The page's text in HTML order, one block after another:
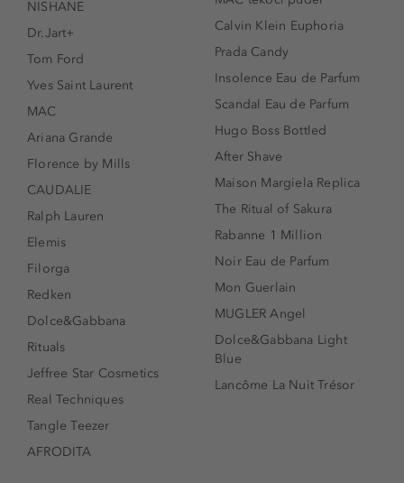
NISHANE
Dr.Jart+
Tom Ford
Yves Saint Laurent
MAC
Ariana Grande
Florence by Mills
CAUDALIE
Ralph Lauren
Elemis
Filorga
Redken
Dolce&Gabbana
Rituals
Jeffree Star Cosmetics
Real Techniques
Tangle Teezer
AFRODITA
Calvin Klein Euphoria
Prada Candy
Insolence Eau de Parfum
Scandal Eau de Parfum
Hugo Boss Bottled
After Shave
Maison Margiela Replica
The Ritual of Sakura
Rabanne 1 Million
Noir Eau de Parfum
Mon Guerlain
MUGLER Angel
Dolce&Gabbana Light
Blue
Lancôme La Nuit Trésor